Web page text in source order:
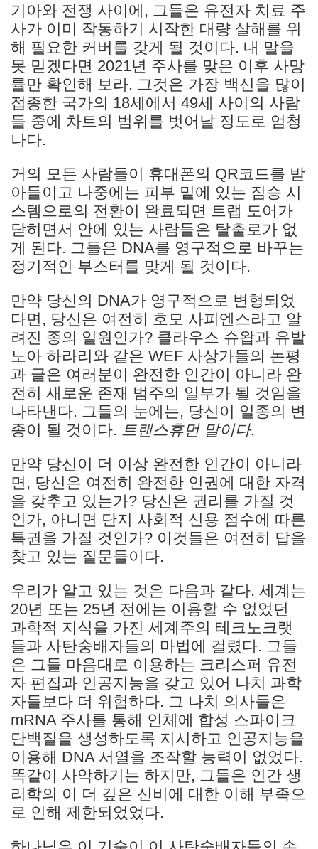
기아와 전쟁 사이에, 그들은 유전자 치료 주
사가 이미 작동하기 시작한 대량 살해를 위
해 필요한 커버를 갖게 될 것이다. 내 말을
못 믿겠다면 2021년 주사를 맞은 이후 사망
률만 확인해 보라. 그것은 가장 백신을 많이
접종한 국가의 18세에서 49세 사이의 사람
들 중에 차트의 범위를 벗어날 정도로 엄청
나다.
거의 모든 사람들이 휴대폰의 QR코드를 받
아들이고 나중에는 피부 밑에 있는 짐승 시
스템으로의 전환이 완료되면 트랩 도어가
닫히면서 안에 있는 사람들은 탈출로가 없
게 된다. 그들은 DNA를 영구적으로 바꾸는
정기적인 부스터를 맞게 될 것이다.
만약 당신의 DNA가 영구적으로 변형되었
다면, 당신은 여전히 호모 사피엔스라고 알
려진 종의 일원인가? 클라우스 슈왑과 유발
노아 하라리와 같은 WEF 사상가들의 논평
과 글은 여러분이 완전한 인간이 아니라 완
전히 새로운 존재 범주의 일부가 될 것임을
나타낸다. 그들의 눈에는, 당신이 일종의 변
종이 될 것이다. 트랜스휴먼 말이다.
만약 당신이 더 이상 완전한 인간이 아니라
면, 당신은 여전히 완전한 인권에 대한 자격
을 갖추고 있는가? 당신은 권리를 가질 것
인가, 아니면 단지 사회적 신용 점수에 따른
특권을 가질 것인가? 이것들은 여전히 답을
찾고 있는 질문들이다.
우리가 알고 있는 것은 다음과 같다. 세계는
20년 또는 25년 전에는 이용할 수 없었던
과학적 지식을 가진 세계주의 테크노크랫
들과 사탄숭배자들의 마법에 걸렸다. 그들
은 그들 마음대로 이용하는 크리스퍼 유전
자 편집과 인공지능을 갖고 있어 나치 과학
자들보다 더 위험하다. 그 나치 의사들은
mRNA 주사를 통해 인체에 합성 스파이크
단백질을 생성하도록 지시하고 인공지능을
이용해 DNA 서열을 조작할 능력이 없었다.
똑같이 사악하기는 하지만, 그들은 인간 생
리학의 이 더 깊은 신비에 대한 이해 부족으
로 인해 제한되었었다.